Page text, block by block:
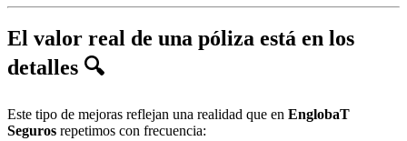
El valor real de una póliza está en los
detalles 🔍
Este tipo de mejoras reflejan una realidad que en EnglobaT
Seguros repetimos con frecuencia: